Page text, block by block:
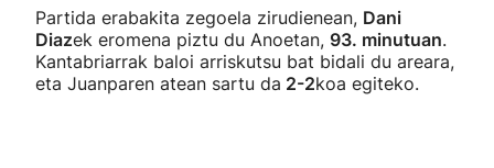
Partida erabakita zegoela zirudienean, Dani
Diazek eromena piztu du Anoetan, 93. minutuan.
Kantabriarrak baloi arriskutsu bat bidali du areara,
eta Juanparen atean sartu da 2-2koa egiteko.